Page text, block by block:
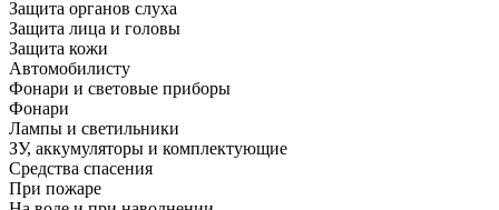
Защита органов слуха
Защита лица и головы
Защита кожи
Автомобилисту
Фонари и световые приборы
Фонари
Лампы и светильники
ЗУ, аккумуляторы и комплектующие
Средства спасения
При пожаре